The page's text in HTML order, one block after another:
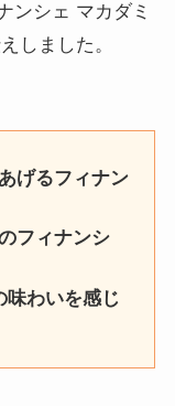
ンシェ マカダミ
しました。
げるフィナン
フィナンシ
味わいを感じ